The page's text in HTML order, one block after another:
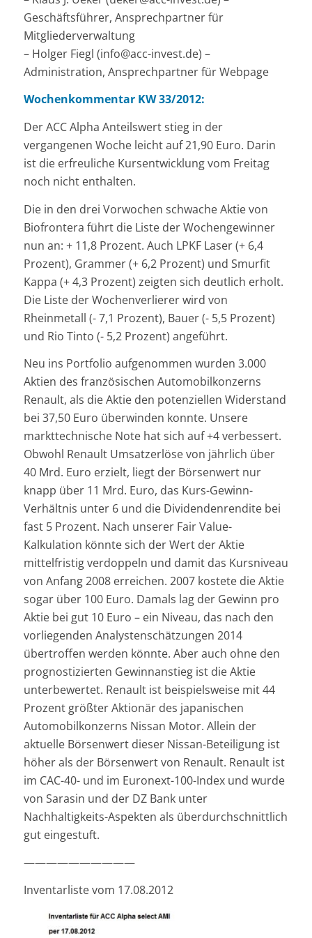
Geschäftsführer, Ansprechpartner für
Mitgliederverwaltung
– Holger Fiegl (info@acc-invest.de) –
Administration, Ansprechpartner für Webpage
Wochenkommentar KW 33/2012:
Der ACC Alpha Anteilswert stieg in der
vergangenen Woche leicht auf 21,90 Euro. Darin
ist die erfreuliche Kursentwicklung vom Freitag
noch nicht enthalten.
Die in den drei Vorwochen schwache Aktie von
Biofrontera führt die Liste der Wochengewinner
nun an: + 11,8 Prozent. Auch LPKF Laser (+ 6,4
Prozent), Grammer (+ 6,2 Prozent) und Smurfit
Kappa (+ 4,3 Prozent) zeigten sich deutlich erholt.
Die Liste der Wochenverlierer wird von
Rheinmetall (- 7,1 Prozent), Bauer (- 5,5 Prozent)
und Rio Tinto (- 5,2 Prozent) angeführt.
Neu ins Portfolio aufgenommen wurden 3.000
Aktien des französischen Automobilkonzerns
Renault, als die Aktie den potenziellen Widerstand
bei 37,50 Euro überwinden konnte. Unsere
markttechnische Note hat sich auf +4 verbessert.
Obwohl Renault Umsatzerlöse von jährlich über
40 Mrd. Euro erzielt, liegt der Börsenwert nur
knapp über 11 Mrd. Euro, das Kurs-Gewinn-
Verhältnis unter 6 und die Dividendenrendite bei
fast 5 Prozent. Nach unserer Fair Value-
Kalkulation könnte sich der Wert der Aktie
mittelfristig verdoppeln und damit das Kursniveau
von Anfang 2008 erreichen. 2007 kostete die Aktie
sogar über 100 Euro. Damals lag der Gewinn pro
Aktie bei gut 10 Euro – ein Niveau, das nach den
vorliegenden Analystenschätzungen 2014
übertroffen werden könnte. Aber auch ohne den
prognostizierten Gewinnanstieg ist die Aktie
unterbewertet. Renault ist beispielsweise mit 44
Prozent größter Aktionär des japanischen
Automobilkonzerns Nissan Motor. Allein der
aktuelle Börsenwert dieser Nissan-Beteiligung ist
höher als der Börsenwert von Renault. Renault ist
im CAC-40- und im Euronext-100-Index und wurde
von Sarasin und der DZ Bank unter
Nachhaltigkeits-Aspekten als überdurchschnittlich
gut eingestuft.
——————————
Inventarliste vom 17.08.2012